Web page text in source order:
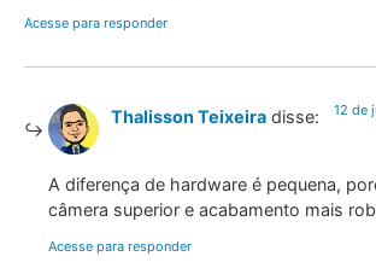
Acesse para responder
Thalisson Teixeira disse: 12 de
A diferença de hardware é pequena,
câmera superior e acabamento mais
Acesse para responder